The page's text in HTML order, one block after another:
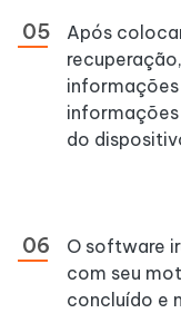
Após
do
O software
com seu
concluído e